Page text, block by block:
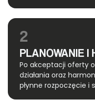
2
PLANOWANIE I
Po akceptacji oferty
działania oraz
płynne rozpoczęcie i